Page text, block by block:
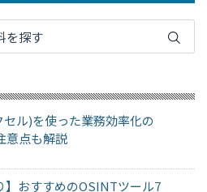
ル)を使った業務効率化の
意点も解説
】おすすめのOSINTツール7